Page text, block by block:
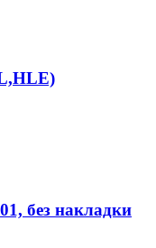
без накладки